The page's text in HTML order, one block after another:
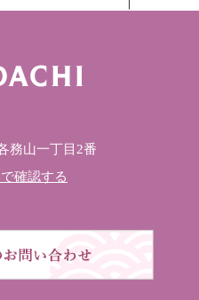
務山一丁目2番
確認する